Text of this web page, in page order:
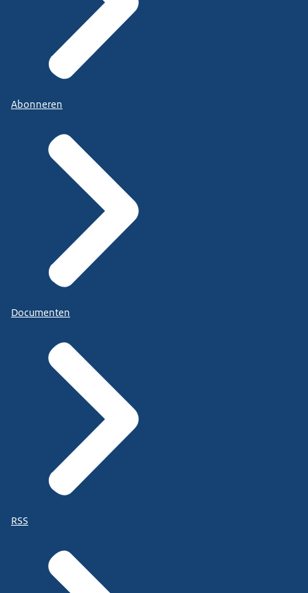
Abonneren
Documenten
RSS